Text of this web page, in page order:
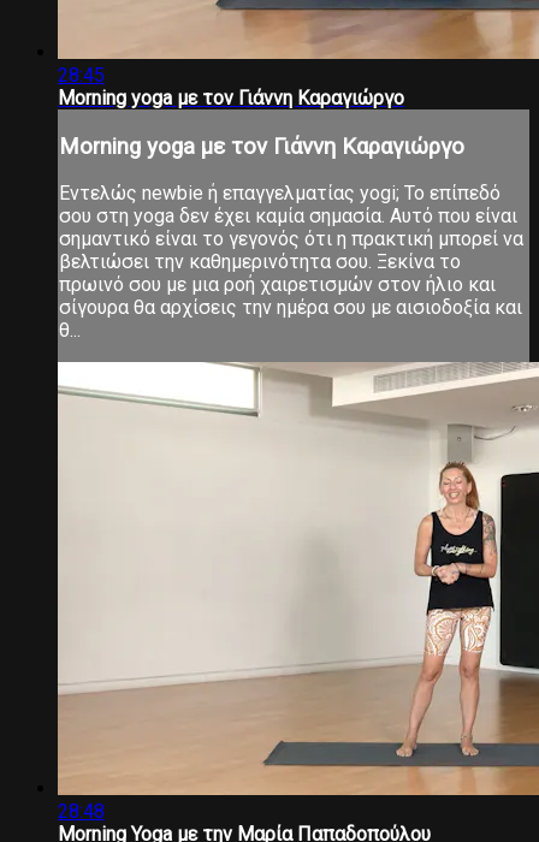
28:45
Morning yoga με τον Γιάννη Καραγιώργο
Morning yoga με τον Γιάννη Καραγιώργο
Εντελώς newbie ή επαγγελματίας yogi; Το επίπεδό
σου στη yoga δεν έχει καμία σημασία. Αυτό που είναι
σημαντικό είναι το γεγονός ότι η πρακτική μπορεί να
βελτιώσει την καθημερινότητα σου. Ξεκίνα το
πρωινό σου με μια ροή χαιρετισμών στον ήλιο και
σίγουρα θα αρχίσεις την ημέρα σου με αισιοδοξία και
θ...
28:48
Morning Yoga με την Μαρία Παπαδοπούλου